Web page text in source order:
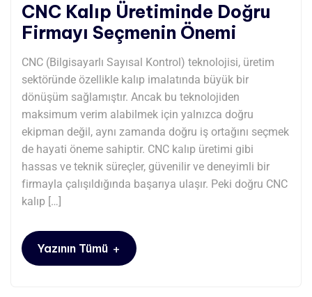
CNC Kalıp Üretiminde Doğru
Firmayı Seçmenin Önemi
CNC (Bilgisayarlı Sayısal Kontrol) teknolojisi, üretim
sektöründe özellikle kalıp imalatında büyük bir
dönüşüm sağlamıştır. Ancak bu teknolojiden
maksimum verim alabilmek için yalnızca doğru
ekipman değil, aynı zamanda doğru iş ortağını seçmek
de hayati öneme sahiptir. CNC kalıp üretimi gibi
hassas ve teknik süreçler, güvenilir ve deneyimli bir
firmayla çalışıldığında başarıya ulaşır. Peki doğru CNC
kalıp […]
Yazının Tümü +